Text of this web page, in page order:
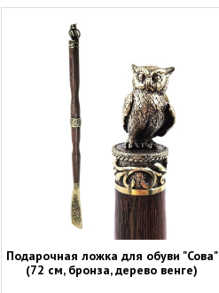
Подарочная ложка для обуви "Сова"
(72 см, бронза, дерево венге)